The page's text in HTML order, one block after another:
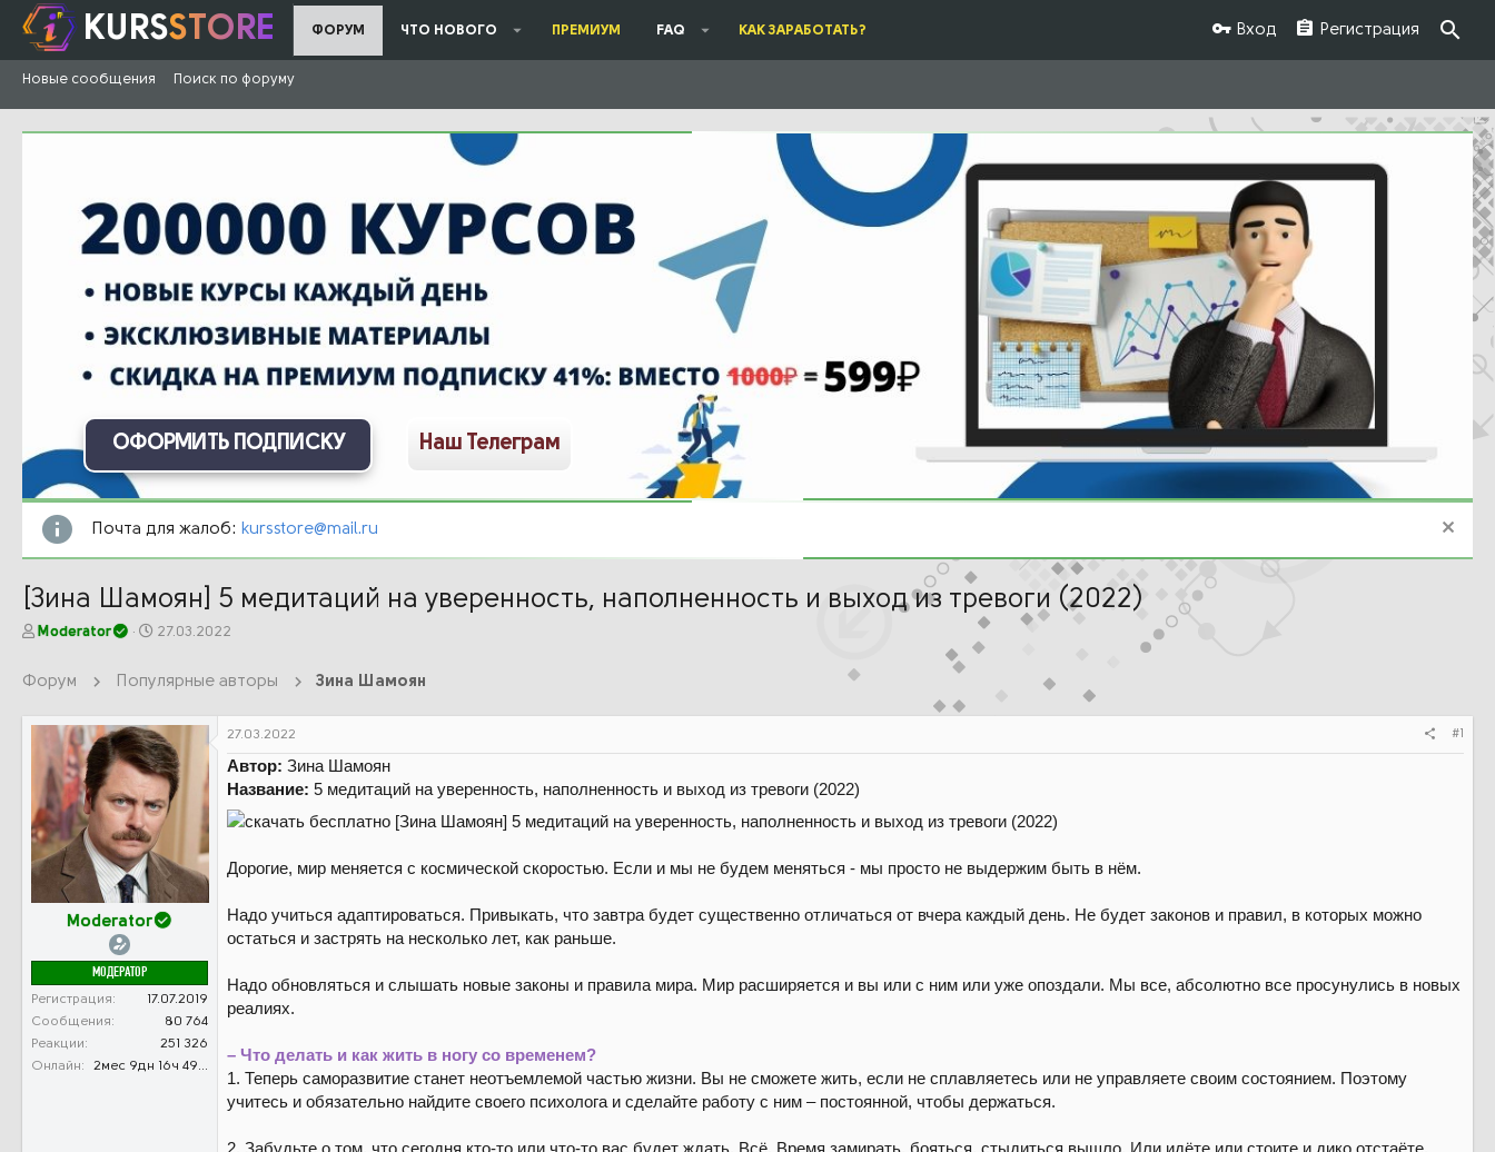
KURSSTORE ФОРУМ ЧТО НОВОГО ПРЕМИУМ FAQ КАК ЗАРАБОТАТЬ? Вход Регистрация
Новые сообщения Поиск по форуму
ОФОРМИТЬ ПОДПИСКУ Наш Телеграм
Почта для жалоб: kursstore@mail.ru
[Зина Шамоян] 5 медитаций на уверенность, наполненность и выход из тревоги (2022)
А
о
Moderator
Д
а
а
ч
а
а
27.03.2022
Форум Популярные авторы Зина Шамоян
Moderator
МОДЕРАТОР
Регистрация
17.07.2019
Сообщения
80 764
Реакции
251 326
Онлайн
2мес 9дн 16ч 49м 40с
27.03.2022 #1
Автор: Зина Шамоян
Название: 5 медитаций на уверенность, наполненность и выход из тревоги (2022)
Дорогие, мир меняется с космической скоростью. Если и мы не будем меняться - мы просто не выдержим быть в нём.
Надо учиться адаптироваться. Привыкать, что завтра будет существенно отличаться от вчера каждый день. Не будет законов и правил, в которых можно
остаться и застрять на несколько лет, как раньше.
Надо обновляться и слышать новые законы и правила мира. Мир расширяется и вы или с ним или уже опоздали. Мы все, абсолютно все просунулись в новых
реалиях.
– Что делать и как жить в ногу со временем?
1. Теперь саморазвитие станет неотъемлемой частью жизни. Вы не сможете жить, если не сплавляетесь или не управляете своим состоянием. Поэтому
учитесь и обязательно найдите своего психолога и сделайте работу с ним – постоянной, чтобы держаться.
2. Забудьте о том, что сегодня кто-то или что-то вас будет ждать. Всё. Время замирать, бояться, стыдиться вышло. Или идёте или стоите и дико отстаёте.